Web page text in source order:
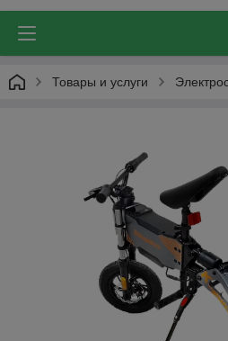
Товары и услуги